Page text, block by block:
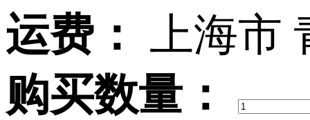
运费： 上海市
购买数量：